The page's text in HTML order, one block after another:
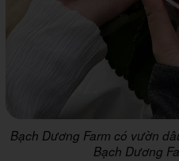
Bạch Dương Farm có vườn
Bạch Dương